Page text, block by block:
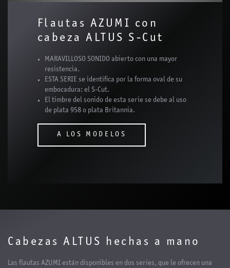
Flautas AZUMI con
cabeza ALTUS S-Cut
MARAVILLOSO SONIDO abierto con una mayor
resistencia.
ESTA SERIE se identifica por la forma oval de su
embocadura: el S-Cut.
El timbre del sonido de esta serie se debe al uso
de plata 958 o plata Britannia.
A LOS MODELOS
Cabezas ALTUS hechas a mano
Las flautas AZUMI están disponibles en dos series, que le ofrecen una